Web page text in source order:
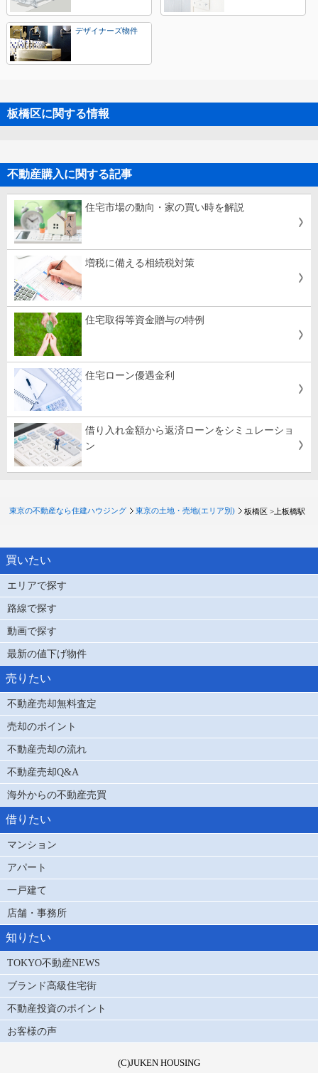
デザイナーズ物件
板橋区に関する情報
不動産購入に関する記事
住宅市場の動向・家の買い時を解説
増税に備える相続税対策
住宅取得等資金贈与の特例
住宅ローン優遇金利
借り入れ金額から返済ローンをシミュレーショ
ン
東京の不動産なら住建ハウジング 東京の土地・売地(エリア別) 板橋区 >上板橋駅
買いたい
エリアで探す
路線で探す
動画で探す
最新の値下げ物件
売りたい
不動産売却無料査定
売却のポイント
不動産売却の流れ
不動産売却Q&A
海外からの不動産売買
借りたい
マンション
アパート
一戸建て
店舗・事務所
知りたい
TOKYO不動産NEWS
ブランド高級住宅街
不動産投資のポイント
お客様の声
(C)JUKEN HOUSING